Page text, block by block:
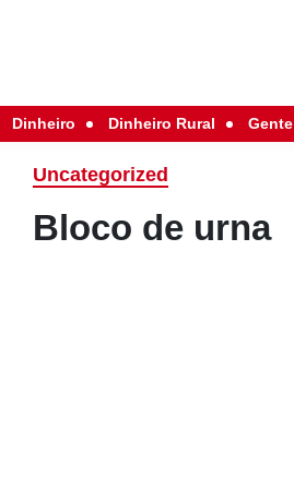
Dinheiro Dinheiro Rural Gente
Uncategorized
Bloco de urna